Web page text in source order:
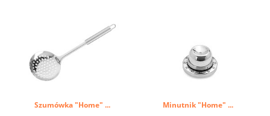
Szumówka "Home" ... Minutnik "Home" ...